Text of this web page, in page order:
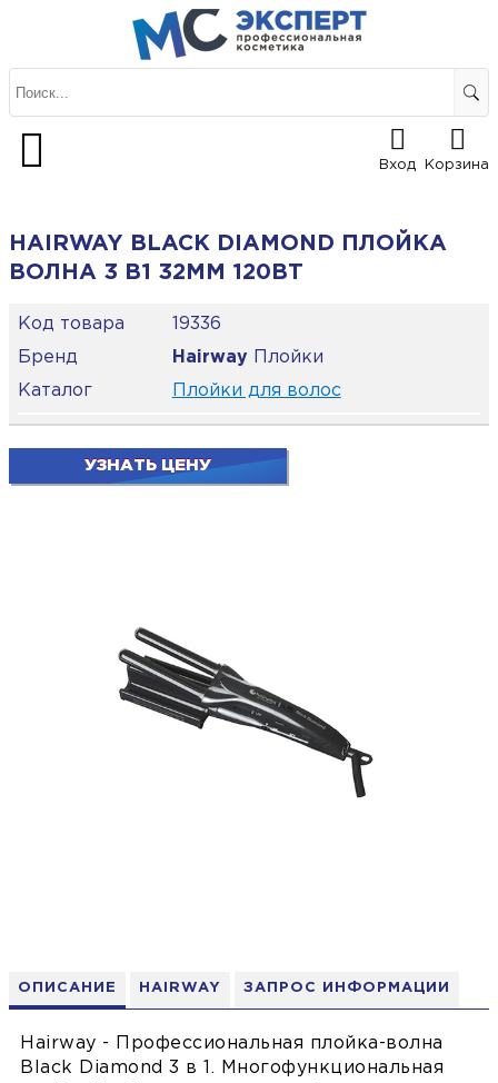
Вход Корзина
ОПИСАНИЕ HAIRWAY ЗАПРОС ИНФОРМАЦИИ
Hairway - Профессиональная плойка-волна
Black Diamond 3 в 1. Многофункциональная
HAIRWAY BLACK DIAMOND ПЛОЙКА
ВОЛНА 3 В1 32ММ 120ВТ
Код товара
19336
Бренд
Hairway Плойки
Каталог
Плойки для волос
УЗНАТЬ ЦЕНУ